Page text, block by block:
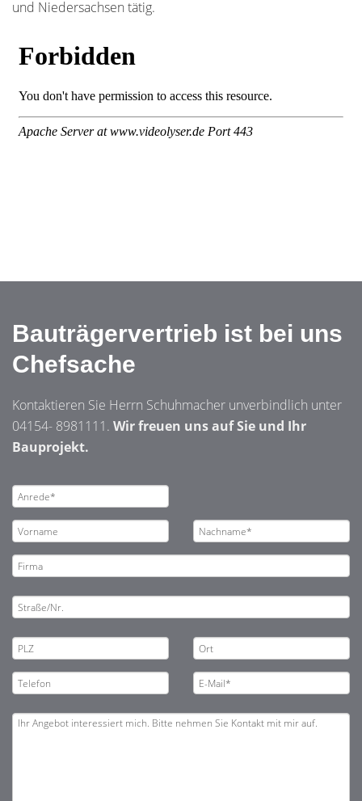
und Niedersachsen tätig.
Bauträgervertrieb ist bei uns
Chefsache
Kontaktieren Sie Herrn Schuhmacher unverbindlich unter
04154- 8981111. Wir freuen uns auf Sie und Ihr
Bauprojekt.